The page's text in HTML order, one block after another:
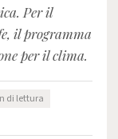
Per il
il programma
per il clima.
di lettura